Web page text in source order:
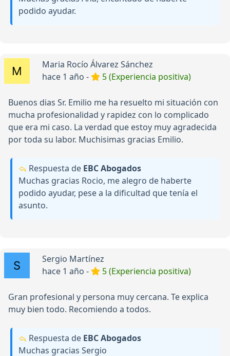
podido ayudar.
Maria Rocío Álvarez Sánchez
hace 1 año -
5 (Experiencia positiva)
Buenos dias Sr. Emilio me ha resuelto mi situación con
mucha profesionalidad y rapidez con lo complicado
que era mi caso. La verdad que estoy muy agradecida
por toda su labor. Muchisimas gracias Emilio.
Respuesta de EBC Abogados
Muchas gracias Rocio, me alegro de haberte
podido ayudar, pese a la dificultad que tenía el
asunto.
Sergio Martínez
hace 1 año -
5 (Experiencia positiva)
Gran profesional y persona muy cercana. Te explica
muy bien todo. Recomiendo a todos.
Respuesta de EBC Abogados
Muchas gracias Sergio